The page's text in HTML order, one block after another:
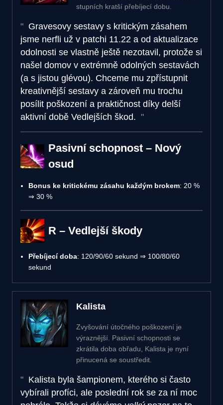
stupních kratší přebíjecí dobu.
Gravesovy sestavy s kritickým zásahem
jsme nerfli už v patchi 11.22 a od aktualizace
odolnosti se vlastně ještě nezotavil, protože si
našel domov v extrémně odolných sestavách
(a s jistou glévou). Chceme mu zpřístupnit
kreativnější sestavy a zároveň mu trochu
posílit poškození a praktičnost díky delší
aktivní době Vedlejších škod.
Pasivní schopnost – Nový
osud
Bonus ke kritickému zásahu každým brokem: 20 %
⇒ 30 %
R – Vedlejší škody
Přebíjecí doba: 120/90/60 sekund ⇒ 100/80/60
sekund
Kalista
Zvyšování útočného poškození je
výraznější. Pasivní schopnosti se
zkrátila doba obřadu, Kalista je nyní
přinucená se soustředit.
Kalista byla šampionem, kterého si často
vybírali profíci, ale poslední rok se za ní moc